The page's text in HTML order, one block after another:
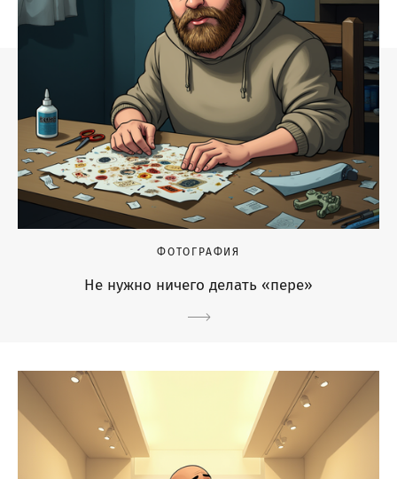
ФОТОГРАФИЯ
Не нужно ничего делать «пере»